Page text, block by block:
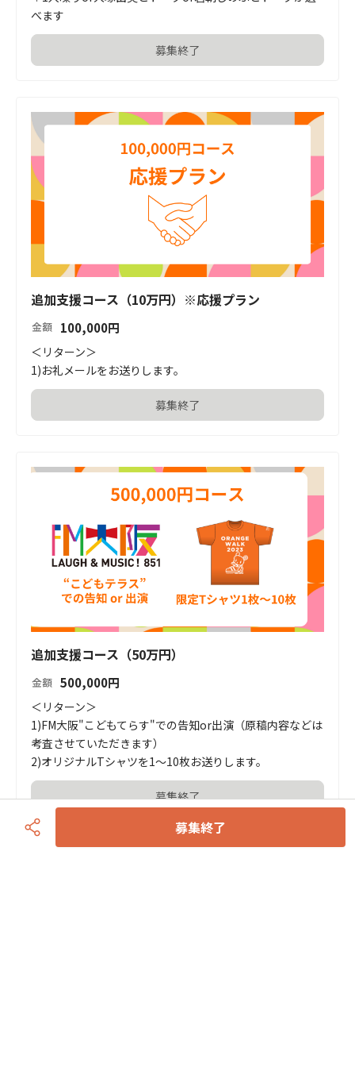
べます
募集終了
追加支援コース（10万円）※応援プラン
金額 100,000円
＜リターン＞
1)お礼メールをお送りします。
募集終了
追加支援コース（50万円）
金額 500,000円
＜リターン＞
1)FM大阪"こどもてらす"での告知or出演（原稿内容などは
考査させていただきます）
2)オリジナルTシャツを1〜10枚お送りします。
募集終了
募集終了